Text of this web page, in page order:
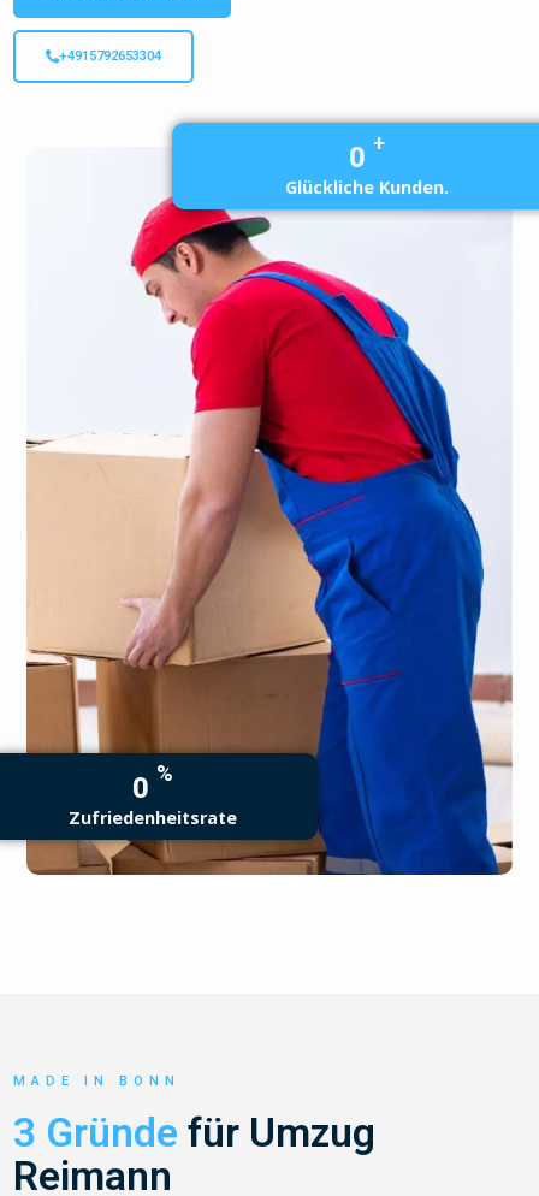
+4915792653304
0 +
Glückliche Kunden.
0 %
Zufriedenheitsrate
MADE IN BONN
3 Gründe für Umzug
Reimann